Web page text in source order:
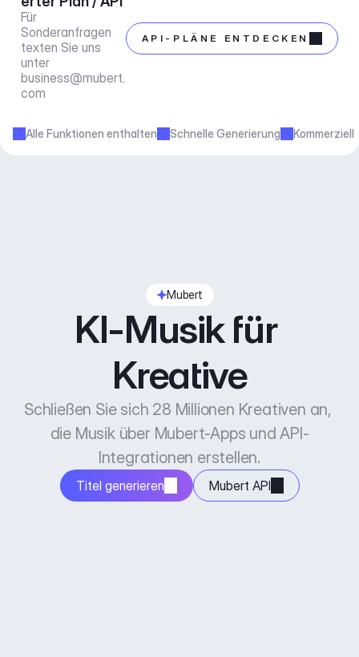
Für
Sonderanfragen
texten Sie uns
business@mubert.
com
API-PLÄNE ENTDECKEN
Alle Funktionen enthalten Schnelle Generierung
Mubert
KI-Musik für
Kreative
Schließen Sie sich 28 Millionen Kreativen an,
die Musik über Mubert-Apps und API-
Integrationen erstellen.
Titel generieren Mubert API